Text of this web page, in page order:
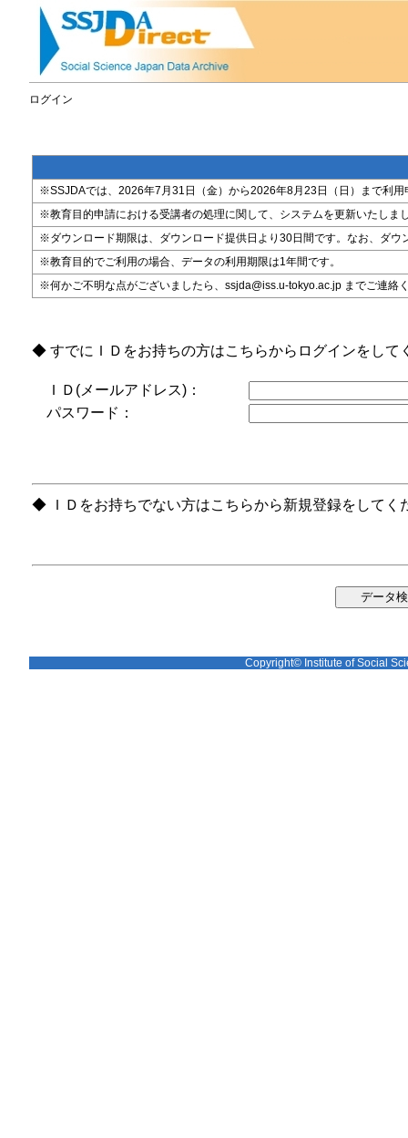
ログイン
※SSJDAでは、2026年7月31日（金）から2026年8月23日（日）まで利
※教育目的申請における受講者の処理に関して、システムを更新いたしま
※ダウンロード期限は、ダウンロード提供日より30日間です。なお、ダ
※教育目的でご利用の場合、データの利用期限は1年間です。
※何かご不明な点がございましたら、ssjda@iss.u-tokyo.ac.jp までご連絡
◆ すでにＩＤをお持ちの方はこちらからログインをして
ＩＤ(メールアドレス)：
パスワード：
◆ ＩＤをお持ちでない方はこちらから新規登録をしてく
Copyright© Institute of Social